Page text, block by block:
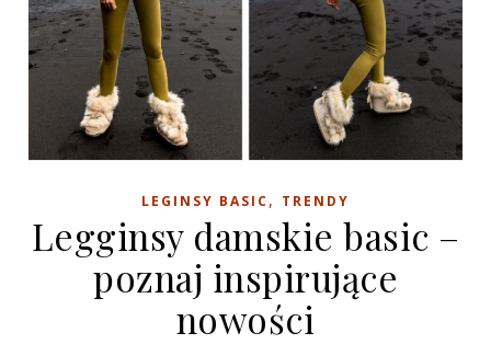
LEGINSY BASIC, TRENDY
Legginsy damskie basic –
poznaj inspirujące
nowości